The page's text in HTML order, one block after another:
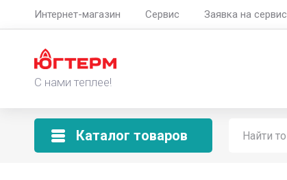
Интернет-магазин Сервис Заявка на сервис
С нами теплее!
Каталог товаров